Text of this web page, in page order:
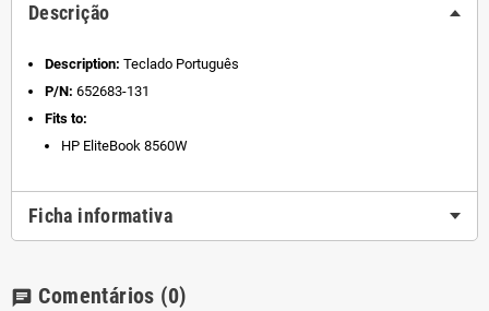
Descrição
Description: Teclado Português
P/N: 652683-131
Fits to:
HP EliteBook 8560W
Ficha informativa
chat Comentários (0)